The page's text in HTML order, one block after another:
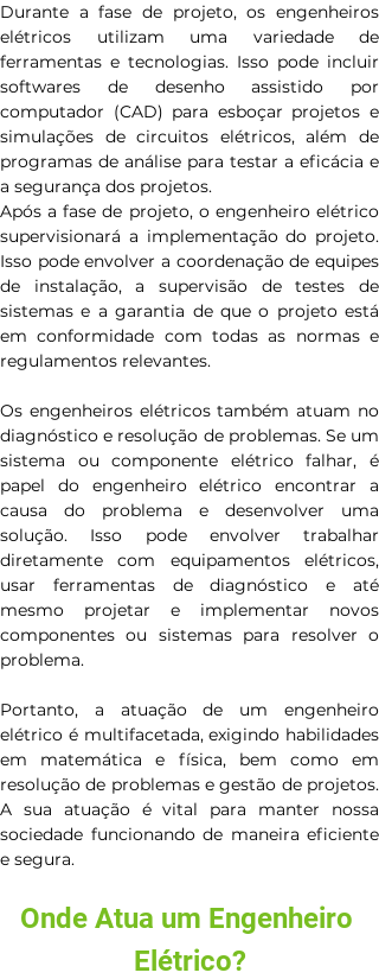
Durante a fase de projeto, os engenheiros
elétricos utilizam uma variedade de
ferramentas e tecnologias. Isso pode incluir
softwares de desenho assistido por
computador (CAD) para esboçar projetos e
simulações de circuitos elétricos, além de
programas de análise para testar a eficácia e
a segurança dos projetos.
Após a fase de projeto, o engenheiro elétrico
supervisionará a implementação do projeto.
Isso pode envolver a coordenação de equipes
de instalação, a supervisão de testes de
sistemas e a garantia de que o projeto está
em conformidade com todas as normas e
regulamentos relevantes.
Os engenheiros elétricos também atuam no
diagnóstico e resolução de problemas. Se um
sistema ou componente elétrico falhar, é
papel do engenheiro elétrico encontrar a
causa do problema e desenvolver uma
solução. Isso pode envolver trabalhar
diretamente com equipamentos elétricos,
usar ferramentas de diagnóstico e até
mesmo projetar e implementar novos
componentes ou sistemas para resolver o
problema.
Portanto, a atuação de um engenheiro
elétrico é multifacetada, exigindo habilidades
em matemática e física, bem como em
resolução de problemas e gestão de projetos.
A sua atuação é vital para manter nossa
sociedade funcionando de maneira eficiente
e segura.
Onde Atua um Engenheiro
Elétrico?